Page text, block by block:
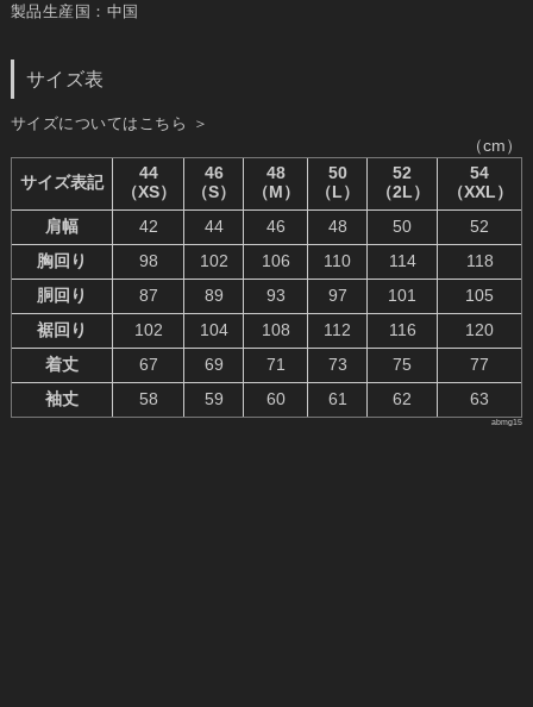
製品生産国：中国
サイズ表
サイズについてはこちら ＞